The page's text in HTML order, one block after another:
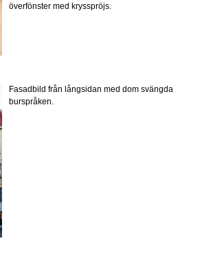
överfönster med krysspröjs.
Fasadbild från långsidan med dom svängda
burspråken.